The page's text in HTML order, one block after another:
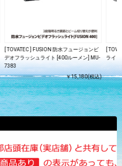
[ TOVATEC ] FUSION 防水フュージョンビ
デオフラッシュライト [400ルーメン] MU-
7383
￥15,180(税込)
[
ライ